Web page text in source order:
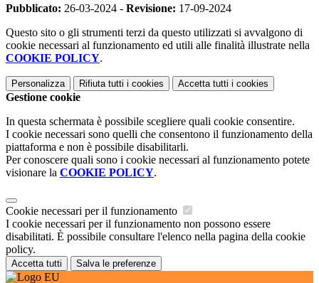
Pubblicato: 26-03-2024 - Revisione: 17-09-2024
Questo sito o gli strumenti terzi da questo utilizzati si avvalgono di
cookie necessari al funzionamento ed utili alle finalità illustrate nella
COOKIE POLICY.
Personalizza Rifiuta tutti i cookies Accetta tutti i cookies
Gestione cookie
In questa schermata è possibile scegliere quali cookie consentire.
I cookie necessari sono quelli che consentono il funzionamento della
piattaforma e non è possibile disabilitarli.
Per conoscere quali sono i cookie necessari al funzionamento potete
visionare la COOKIE POLICY.
Cookie necessari per il funzionamento
I cookie necessari per il funzionamento non possono essere
disabilitati. È possibile consultare l'elenco nella pagina della cookie
policy.
Accetta tutti Salva le preferenze